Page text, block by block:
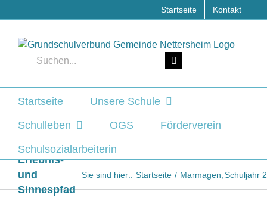
Inhalt
Startseite Kontakt
Suche
nach:
Startseite
Unsere Schule
Schulleben
OGS
Förderverein
Schulsozialarbeiterin
Erlebnis-
und
Sinnespfad
Sie sind hier:: Startseite Marmagen Schuljahr